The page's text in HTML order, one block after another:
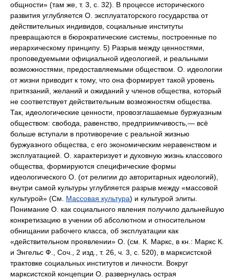
общности» (там же, т. 3, с. 32). В процессе исторического
развития углубляется О. эксплуататорского государства от
действительных индивидов, социальные институты
превращаются в бюрократические системы, построенные по
иерархическому принципу. 5) Разрыв между ценностями,
проповедуемыми официальной идеологией, и реальными
возможностями, предоставляемыми обществом. О. идеологии
от жизни приводит к тому, что она формирует такой уровень
притязаний, желаний и ожиданий у членов общества, который
не соответствует действительным возможностям общества.
Так, идеологические ценности, провозглашаемые буржуазным
обществом: свобода, равенство, предприимчивость,— всё
больше вступали в противоречие с реальной жизнью
буржуазного общества, с его экономическим неравенством и
эксплуатацией. О. характеризует и духовную жизнь классового
общества, формируются специфические формы
идеологического О. (от религии до авторитарных идеологий),
внутри самой культуры углубляется разрыв между «массовой
культурой» (См. Массовая культура) и культурой элиты.
Понимание О. как социального явления получило дальнейшую
конкретизацию в учении об абсолютном и относительном
обнищании рабочего класса, об эксплуатации как
«действительном проявлении» О. (см. К. Маркс, в кн.: Маркс К.
и Энгельс Ф., Соч., 2 изд., т. 26, ч. 3, с. 520), в марксистской
трактовке социальных институтов и личности. Вокруг
марксистской концепции О. развернулась острая